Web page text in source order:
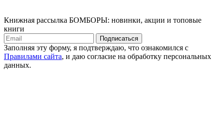
Книжная рассылка БОМБОРЫ: новинки, акции и топовые
книги
Подписаться
Заполняя эту форму, я подтверждаю, что ознакомился с
Правилами сайта, и даю согласие на обработку персональных
данных.